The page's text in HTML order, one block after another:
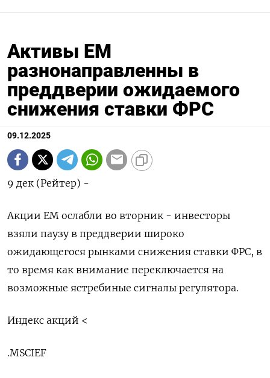
Активы EM
разнонаправленны в
преддверии ожидаемого
снижения ставки ФРС
09.12.2025
9 дек (Рейтер) -
Акции ЕМ ослабли во вторник - инвесторы
взяли паузу в преддверии широко
ожидающегося рынками снижения ставки ФРС, в
то время как внимание переключается на
возможные ястребиные сигналы регулятора.
Индекс акций <
.MSCIEF